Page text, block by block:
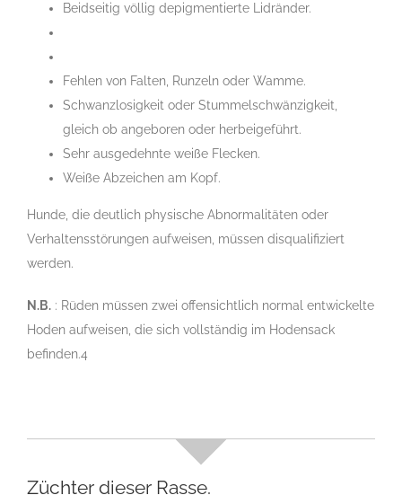
Beidseitig völlig depigmentierte Lidränder.
Fehlen von Falten, Runzeln oder Wamme.
Schwanzlosigkeit oder Stummelschwänzigkeit,
gleich ob angeboren oder herbeigeführt.
Sehr ausgedehnte weiße Flecken.
Weiße Abzeichen am Kopf.
Hunde, die deutlich physische Abnormalitäten oder
Verhaltensstörungen aufweisen, müssen disqualifiziert
werden.
N.B. : Rüden müssen zwei offensichtlich normal entwickelte
Hoden aufweisen, die sich vollständig im Hodensack
befinden.4
Züchter dieser Rasse.